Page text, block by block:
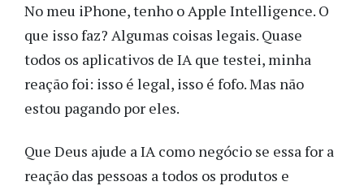
No meu iPhone, tenho o Apple Intelligence. O
que isso faz? Algumas coisas legais. Quase
todos os aplicativos de IA que testei, minha
reação foi: isso é legal, isso é fofo. Mas não
estou pagando por eles.
Que Deus ajude a IA como negócio se essa for a
reação das pessoas a todos os produtos e